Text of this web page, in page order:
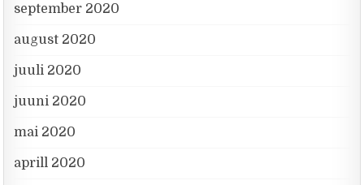
september 2020
august 2020
juuli 2020
juuni 2020
mai 2020
aprill 2020